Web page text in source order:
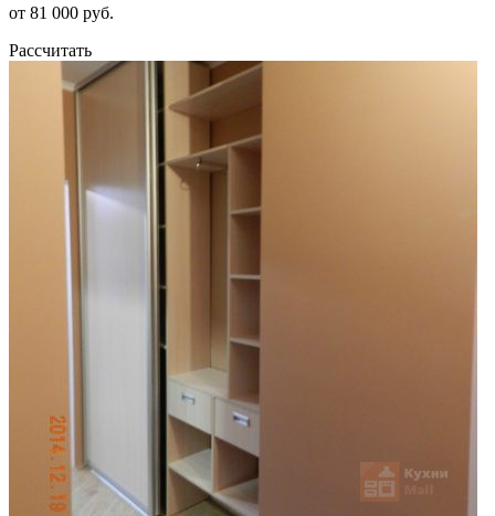
от 81 000 руб.
Рассчитать